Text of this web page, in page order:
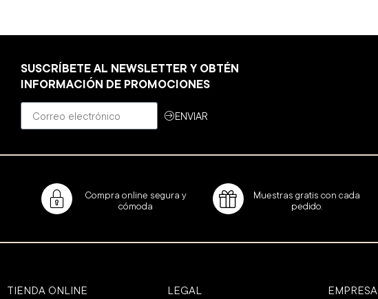
SUSCRÍBETE AL NEWSLETTER Y OBTÉN
INFORMACIÓN DE PROMOCIONES
ENVIAR
Compra online segura y
cómoda
Muestras gratis con cada
pedido.
TIENDA ONLINE LEGAL EMPRESA